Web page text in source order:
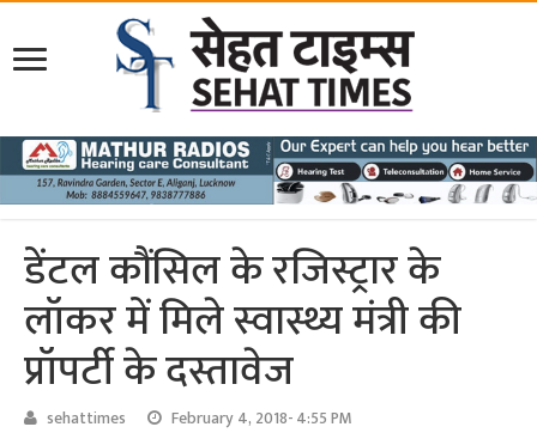
डेंटल कौंसिल के रजिस्ट्रार के
लॉकर में मिले स्वास्थ्य मंत्री की
प्रॉपर्टी के दस्तावेज
sehattimes February 4, 2018- 4:55 PM